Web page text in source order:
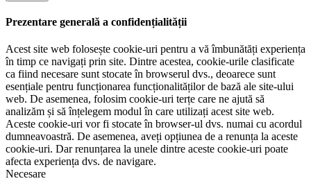
Prezentare generală a confidențialității
Acest site web folosește cookie-uri pentru a vă îmbunătăți experiența
în timp ce navigați prin site. Dintre acestea, cookie-urile clasificate
ca fiind necesare sunt stocate în browserul dvs., deoarece sunt
esențiale pentru funcționarea funcționalităților de bază ale site-ului
web. De asemenea, folosim cookie-uri terțe care ne ajută să
analizăm și să înțelegem modul în care utilizați acest site web.
Aceste cookie-uri vor fi stocate în browser-ul dvs. numai cu acordul
dumneavoastră. De asemenea, aveți opțiunea de a renunța la aceste
cookie-uri. Dar renunțarea la unele dintre aceste cookie-uri poate
afecta experiența dvs. de navigare.
Necesare